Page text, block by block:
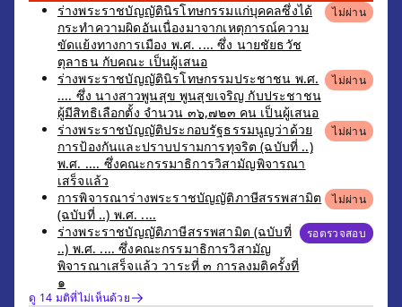
ร่างพระราชบัญญัตินิรโทษกรรมแก่บุคคลซึ่งได้
กระทำความผิดอันเนื่องมาจากเหตุการณ์ความ
ขัดแย้งทางการเมือง พ.ศ. .... ซึ่ง นายชัยธวัช
ตุลาธน กับคณะ เป็นผู้เสนอ
ไม่ผ่าน
ร่างพระราชบัญญัตินิรโทษกรรมประชาชน พ.ศ.
.... ซึ่ง นางสาวพูนสุข พูนสุขเจริญ กับประชาชน
ผู้มีสิทธิเลือกตั้ง จำนวน ๓๖,๗๒๓ คน เป็นผู้เสนอ
ไม่ผ่าน
ร่างพระราชบัญญัติประกอบรัฐธรรมนูญว่าด้วย
การป้องกันและปราบปรามการทุจริต (ฉบับที่ ..)
พ.ศ. .... ซึ่งคณะกรรมาธิการวิสามัญพิจารณา
เสร็จแล้ว
ไม่ผ่าน
การพิจารณาร่างพระราชบัญญัติภาษีสรรพสามิต
(ฉบับที่ ..) พ.ศ. ....
ไม่ผ่าน
ร่างพระราชบัญญัติภาษีสรรพสามิต (ฉบับที่
..) พ.ศ. .... ซึ่งคณะกรรมาธิการวิสามัญ
พิจารณาเสร็จแล้ว วาระที่ ๓ การลงมติครั้งที่
๑
รอตรวจสอบ
ดู 14 มติที่ไม่เห็นด้วย